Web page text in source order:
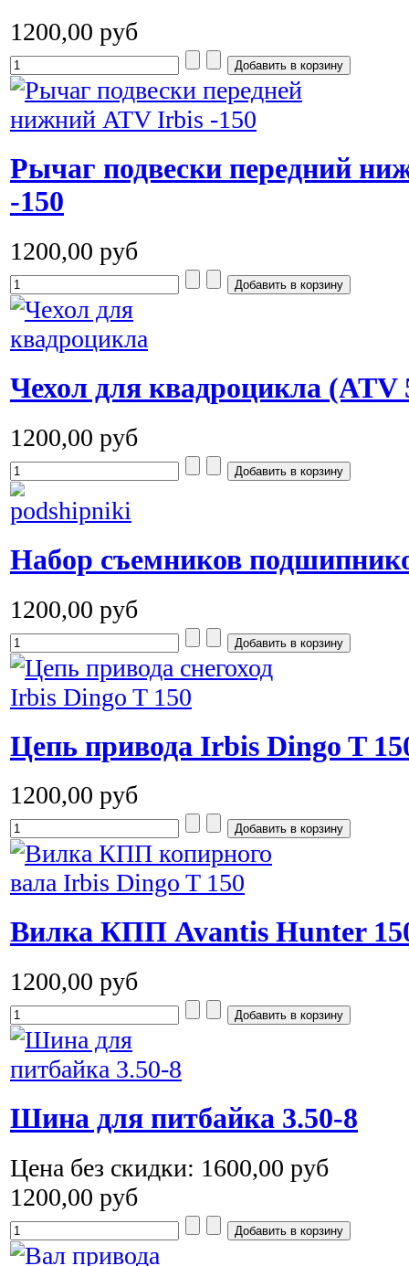
1200,00 руб
Рычаг подвески передний
-150
1200,00 руб
Чехол для квадроцикла (ATV
1200,00 руб
Набор съемников
1200,00 руб
Цепь привода Irbis Dingo T
1200,00 руб
Вилка КПП Avantis Hunter
1200,00 руб
Шина для питбайка 3.50-8
Цена без скидки: 1600,00 руб
1200,00 руб